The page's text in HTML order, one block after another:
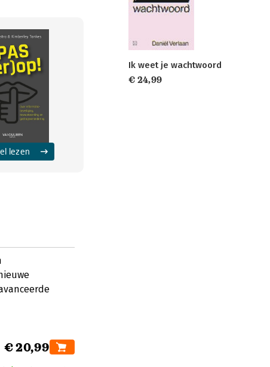
lezen
€ 20,99
Ik weet je wachtwoord
€ 24,99